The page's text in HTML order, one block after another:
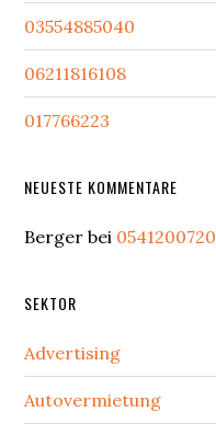
03554885040
06211816108
017766223
NEUESTE KOMMENTARE
Berger bei 0541200720
SEKTOR
Advertising
Autovermietung